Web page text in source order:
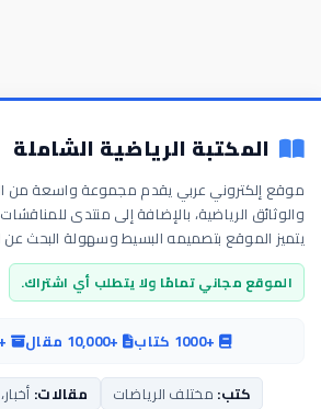
المكتبة الرياضية الشاملة
موقع إلكتروني عربي يقدم مجموعة واسعة من
والوثائق الرياضية، بالإضافة إلى منتدى
يتميز الموقع بتصميمه البسيط وسهولة البحث
الموقع مجاني تمامًا ولا يتطلب أي اشتراك.
+1000 كتاب +10,000 مقال
كتب: مختلف الرياضات مقالات: